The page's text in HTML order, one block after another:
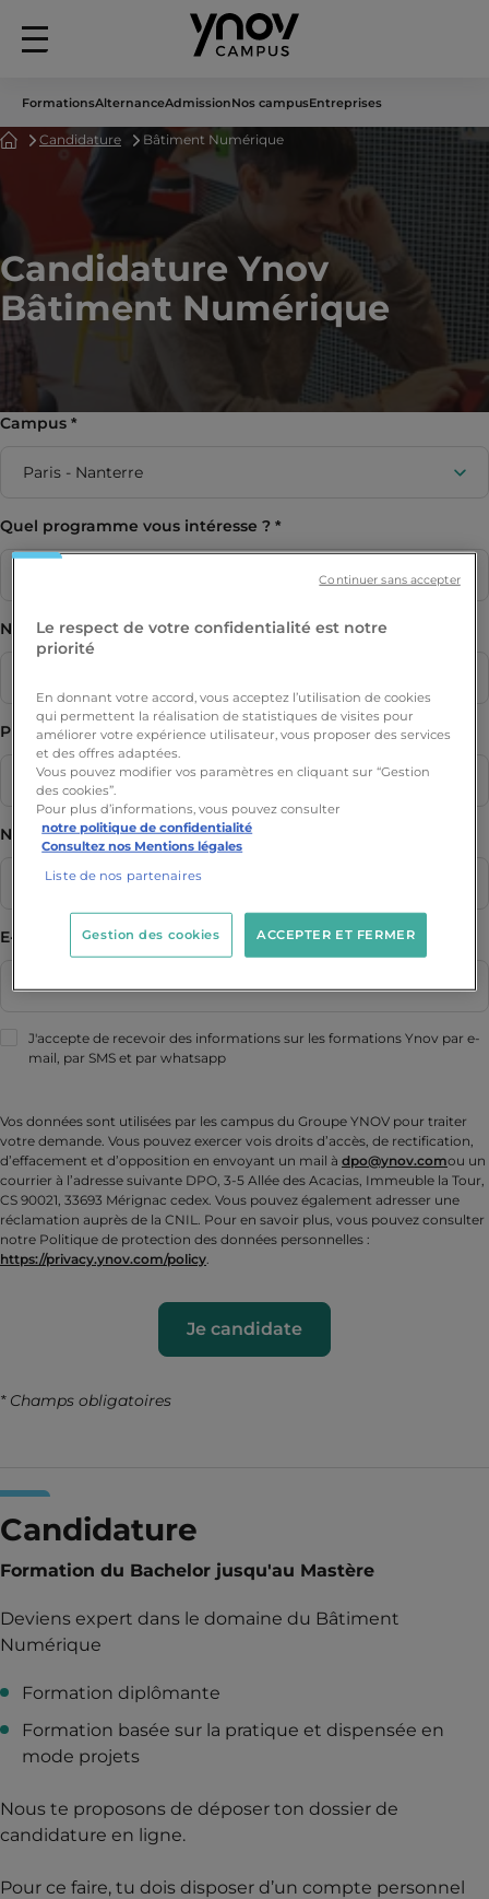
Menu
FormationsAlternanceAdmissionNos campusEntreprises
AccueilCandidature Bâtiment Numérique
Candidature Ynov
Bâtiment Numérique
Candidature
Formation du Bachelor jusqu'au Mastère
Deviens expert dans le domaine du Bâtiment
Numérique
Formation diplômante
Formation basée sur la pratique et dispensée en
mode projets
Nous te proposons de déposer ton dossier de
candidature en ligne.
Pour ce faire, tu dois disposer d’un compte personnel
Campus
Quel programme vous intéresse ?
Nom
Prénom
Numéro de téléphone
E-mail
J'accepte de recevoir des informations sur les formations Ynov par e-
mail, par SMS et par whatsapp
Vos données sont utilisées par les campus du Groupe YNOV pour traiter
votre demande. Vous pouvez exercer vois droits d’accès, de rectification,
d’effacement et d’opposition en envoyant un mail à dpo@ynov.comou un
courrier à l’adresse suivante DPO, 3-5 Allée des Acacias, Immeuble la Tour,
CS 90021, 33693 Mérignac cedex. Vous pouvez également adresser une
réclamation auprès de la CNIL. Pour en savoir plus, vous pouvez consulter
notre Politique de protection des données personnelles :
https://privacy.ynov.com/policy.
Je candidate
* Champs obligatoires
Le respect de votre confidentialité est notre
priorité
En donnant votre accord, vous acceptez l’utilisation de cookies
qui permettent la réalisation de statistiques de visites pour
améliorer votre expérience utilisateur, vous proposer des services
et des offres adaptées.
Vous pouvez modifier vos paramètres en cliquant sur “Gestion
des cookies”.
Pour plus d’informations, vous pouvez consulter
notre politique de confidentialité
Consultez nos Mentions légales
Liste de nos partenaires
ACCEPTER ET FERMER
Gestion des cookies
Continuer sans accepter